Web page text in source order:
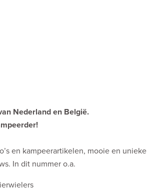
Nederland en België.
en kampeerartikelen, mooie en unieke
In dit nummer o.a.